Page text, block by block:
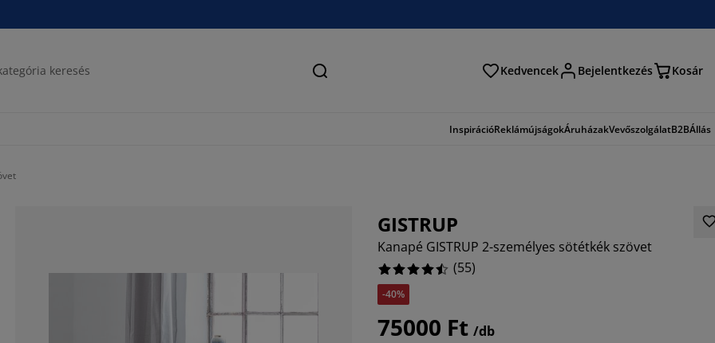
Keresés Kedvencek Bejelentkezés Kosár
InspirációReklámújságokÁruházakVevőszolgálatB2BÁllás
GISTRUP
Kanapé GISTRUP 2-személyes sötétkék szövet
(55)
-40%
75000 Ft /db
67.27272727272727%